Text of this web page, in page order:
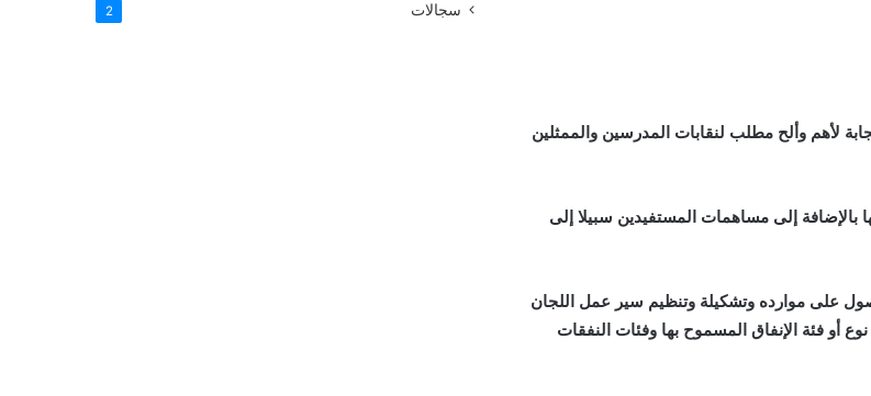
لأهم وألح مطلب لنقابات المدرسين والممثلين
بالإضافة إلى مساهمات المستفيدين سبيلا إلى
على موارده وتشكيلة وتنظيم سير عمل اللجان
أو فئة الإنفاق المسموح بها وفئات النفقات
سجالات 2